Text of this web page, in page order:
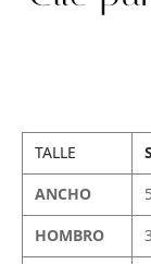
TALLE S
ANCHO
HOMBRO